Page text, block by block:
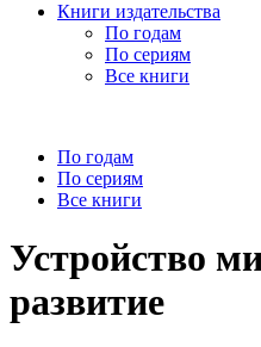
Книги издательства
По годам
По сериям
Все книги
По годам
По сериям
Все книги
Устройство
развитие